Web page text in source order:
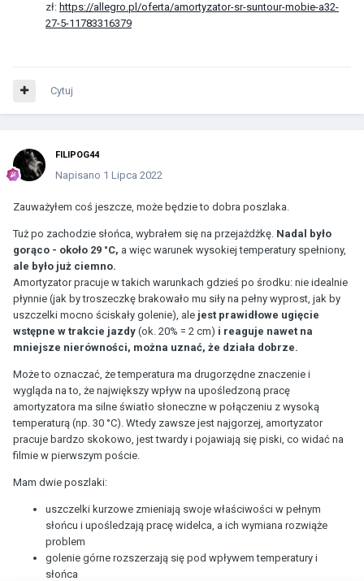
zł: https://allegro.pl/oferta/amortyzator-sr-suntour-mobie-a32-
27-5-11783316379
Cytuj
FILIPOG44
Napisano 1 Lipca 2022
Zauważyłem coś jeszcze, może będzie to dobra poszlaka.
Tuż po zachodzie słońca, wybrałem się na przejażdżkę. Nadal było
gorąco - około 29 °C, a więc warunek wysokiej temperatury spełniony,
ale było już ciemno.
Amortyzator pracuje w takich warunkach gdzieś po środku: nie idealnie
płynnie (jak by troszeczkę brakowało mu siły na pełny wyprost, jak by
uszczelki mocno ściskały golenie), ale jest prawidłowe ugięcie
wstępne w trakcie jazdy (ok. 20% = 2 cm) i reaguje nawet na
mniejsze nierówności, można uznać, że działa dobrze.
Może to oznaczać, że temperatura ma drugorzędne znaczenie i
wygląda na to, że największy wpływ na upośledzoną pracę
amortyzatora ma silne światło słoneczne w połączeniu z wysoką
temperaturą (np. 30 °C). Wtedy zawsze jest najgorzej, amortyzator
pracuje bardzo skokowo, jest twardy i pojawiają się piski, co widać na
filmie w pierwszym poście.
Mam dwie poszlaki:
uszczelki kurzowe zmieniają swoje właściwości w pełnym
słońcu i upośledzają pracę widelca, a ich wymiana rozwiąże
problem
golenie górne rozszerzają się pod wpływem temperatury i
słońca